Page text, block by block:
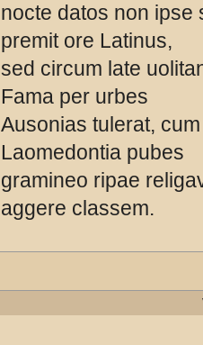
nocte datos non ipse
premit ore Latinus,
sed circum late
Fama per urbes
Ausonias tulerat, cum
Laomedontia pubes
gramineo ripae
aggere classem.